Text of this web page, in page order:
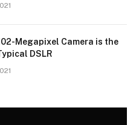
Megapixel Camera is the
DSLR